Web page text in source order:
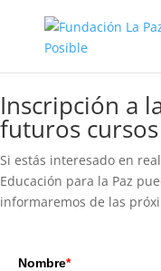
Inscripción a
futuros cursos
Si estás interesado en
Educación para la Paz
informaremos de las
Nombre*